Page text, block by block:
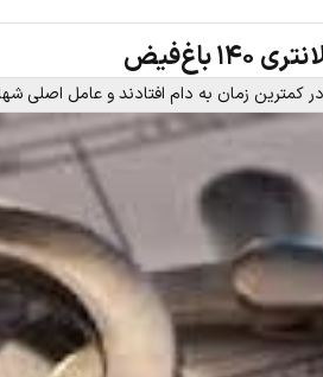
باغ‌فیض